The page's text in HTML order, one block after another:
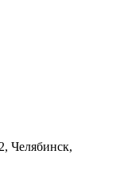
Челябинск,